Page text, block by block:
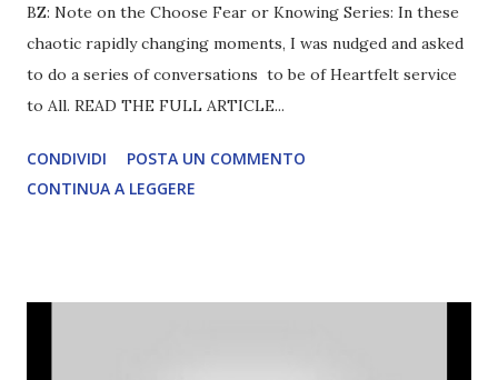
BZ: Note on the Choose Fear or Knowing Series: In these
chaotic rapidly changing moments, I was nudged and asked
to do a series of conversations to be of Heartfelt service
to All. READ THE FULL ARTICLE...
CONDIVIDI
POSTA UN COMMENTO
CONTINUA A LEGGERE